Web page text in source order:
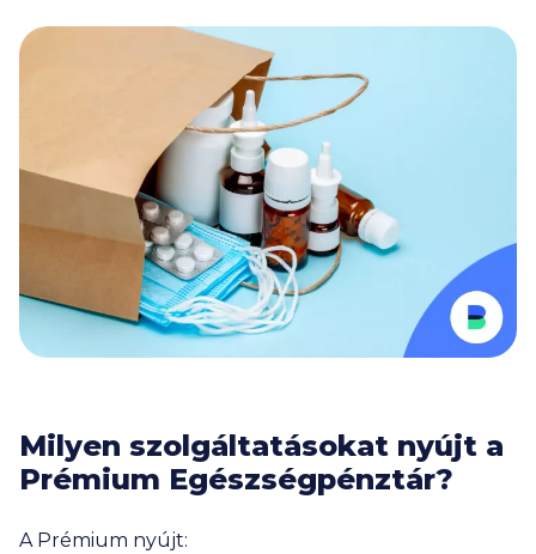
Milyen szolgáltatásokat nyújt a
Prémium Egészségpénztár?
A Prémium nyújt: